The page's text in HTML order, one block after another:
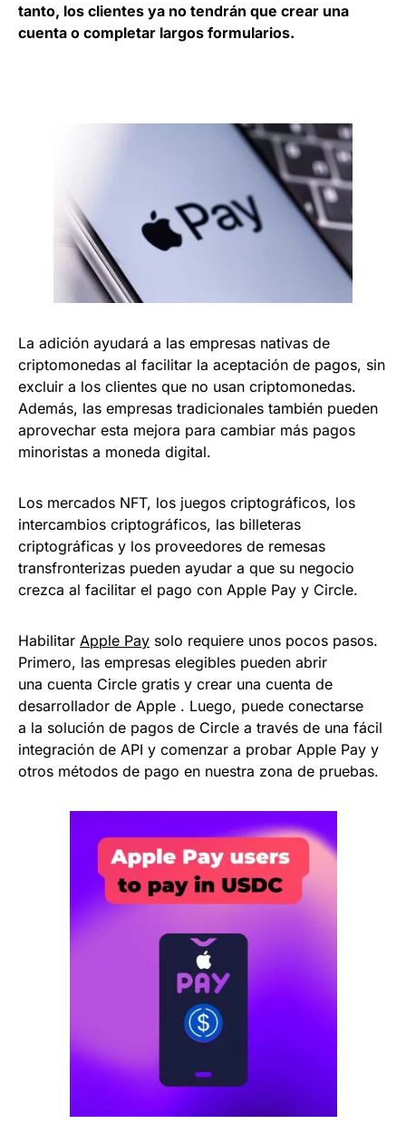
tanto, los clientes ya no tendrán que crear una
cuenta o completar largos formularios.
La adición ayudará a las empresas nativas de
criptomonedas al facilitar la aceptación de pagos, sin
excluir a los clientes que no usan criptomonedas.
Además, las empresas tradicionales también pueden
aprovechar esta mejora para cambiar más pagos
minoristas a moneda digital.
Los mercados NFT, los juegos criptográficos, los
intercambios criptográficos, las billeteras
criptográficas y los proveedores de remesas
transfronterizas pueden ayudar a que su negocio
crezca al facilitar el pago con Apple Pay y Circle.
Habilitar Apple Pay solo requiere unos pocos pasos.
Primero, las empresas elegibles pueden abrir
una cuenta Circle gratis y crear una cuenta de
desarrollador de Apple . Luego, puede conectarse
a la solución de pagos de Circle a través de una fácil
integración de API y comenzar a probar Apple Pay y
otros métodos de pago en nuestra zona de pruebas.